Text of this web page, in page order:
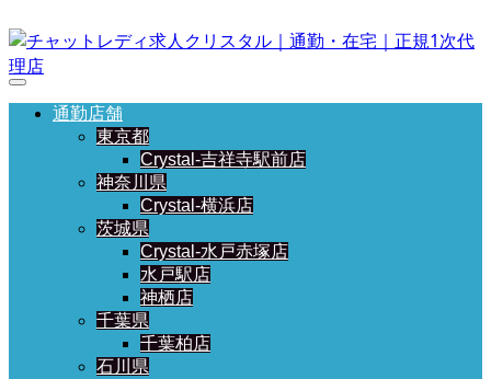
通勤店舗
東京都
Crystal-吉祥寺駅前店
神奈川県
Crystal-横浜店
茨城県
Crystal-水戸赤塚店
水戸駅店
神栖店
千葉県
千葉柏店
石川県